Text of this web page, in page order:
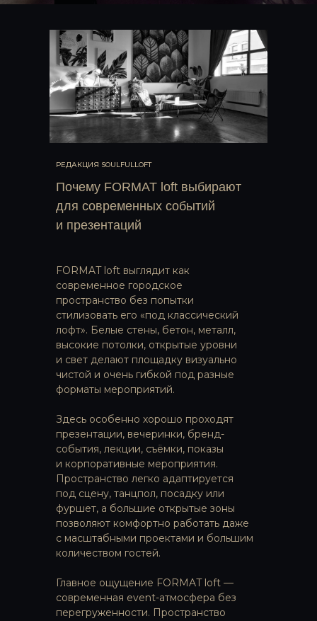
Почему FORMAT loft выбирают
для современных событий
и презентаций
РЕДАКЦИЯ SOULFULLOFT
FORMAT loft выглядит как
современное городское
пространство без попытки
стилизовать его «под классический
лофт». Белые стены, бетон, металл,
высокие потолки, открытые уровни
и свет делают площадку визуально
чистой и очень гибкой под разные
форматы мероприятий.
Здесь особенно хорошо проходят
презентации, вечеринки, бренд-
события, лекции, съёмки, показы
и корпоративные мероприятия.
Пространство легко адаптируется
под сцену, танцпол, посадку или
фуршет, а большие открытые зоны
позволяют комфортно работать даже
с масштабными проектами и большим
количеством гостей.
Главное ощущение FORMAT loft —
современная event-атмосфера без
перегруженности. Пространство
КОКТЕЙЛИ, ЛИМОНАДЫ
И НАПИТКИ НА ВАШЕ
Более 300 пространств в Москве
подробнее
ЗАКУСКИ И ФУРШЕТНЫЕ
НАБОРЫ, ГОТОВЫЕ К ВАШЕМУ
подробнее